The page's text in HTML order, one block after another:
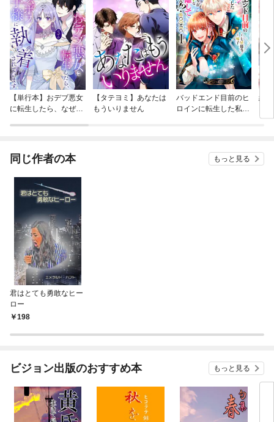
【単行本】おデブ悪女
に転生したら、なぜか
【タテヨミ】あなたは
もういりません
バッドエンド目前のヒ
ロインに転生した私、
結
同じ作者の本 もっと見る
君はとても勇敢なヒー
ロー
198
ビジョン出版のおすすめ本 もっと見る